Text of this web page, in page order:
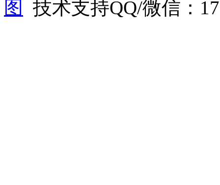
图 技术支持QQ/微信：